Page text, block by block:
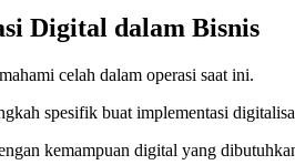
Digital dalam Bisnis
celah dalam operasi saat ini.
spesifik buat implementasi
kemampuan digital yang